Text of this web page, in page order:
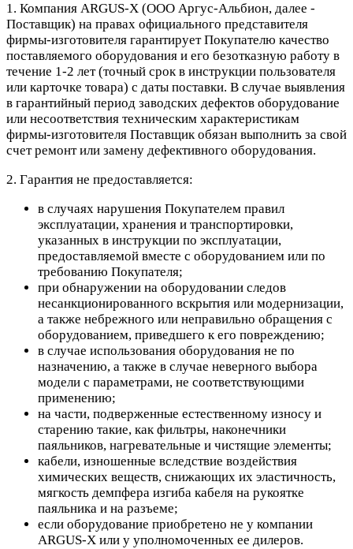
1. Компания ARGUS-X (ООО Аргус-Альбион, далее -
Поставщик) на правах официального представителя
фирмы-изготовителя гарантирует Покупателю качество
поставляемого оборудования и его безотказную работу в
течение 1-2 лет (точный срок в инструкции пользователя
или карточке товара) с даты поставки. В случае выявления
в гарантийный период заводских дефектов оборудование
или несоответствия техническим характеристикам
фирмы-изготовителя Поставщик обязан выполнить за свой
счет ремонт или замену дефективного оборудования.
2. Гарантия не предоставляется:
в случаях нарушения Покупателем правил
эксплуатации, хранения и транспортировки,
указанных в инструкции по эксплуатации,
предоставляемой вместе с оборудованием или по
требованию Покупателя;
при обнаружении на оборудовании следов
несанкционированного вскрытия или модернизации,
а также небрежного или неправильно обращения с
оборудованием, приведшего к его повреждению;
в случае использования оборудования не по
назначению, а также в случае неверного выбора
модели с параметрами, не соответствующими
применению;
на части, подверженные естественному износу и
старению такие, как фильтры, наконечники
паяльников, нагревательные и чистящие элементы;
кабели, изношенные вследствие воздействия
химических веществ, снижающих их эластичность,
мягкость демпфера изгиба кабеля на рукоятке
паяльника и на разъеме;
если оборудование приобретено не у компании
ARGUS-X или у уполномоченных ее дилеров.